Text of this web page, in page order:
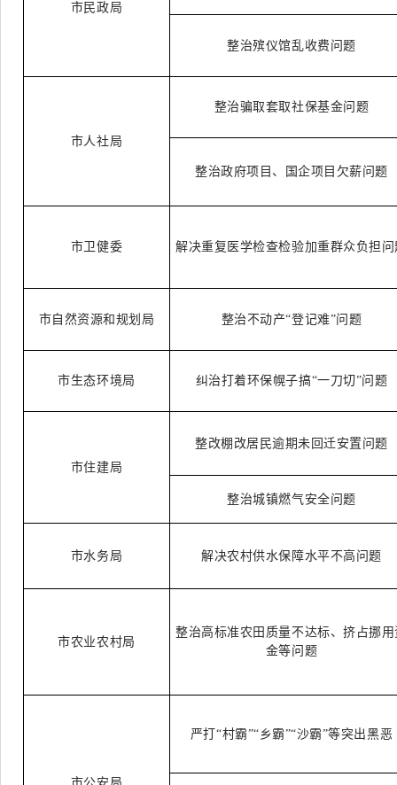
市民政局
整治殡仪馆乱收费问题
市人社局
整治骗取套取社保基金问题
整治政府项目、国企项目欠薪问题
市卫健委 解决重复医学检查检验加重群众负担问
市自然资源和规划局 整治不动产“登记难”问题
市生态环境局 纠治打着环保幌子搞“一刀切”问题
市住建局
整改棚改居民逾期未回迁安置问题
整治城镇燃气安全问题
市水务局 解决农村供水保障水平不高问题
市农业农村局
整治高标准农田质量不达标、挤占挪用
金等问题
严打 “村霸”“乡霸”“沙霸”等突出黑恶